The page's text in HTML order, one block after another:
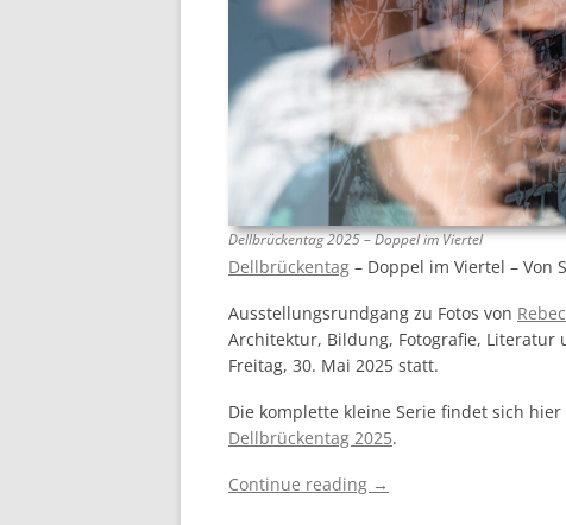
Dellbrückentag 2025 – Doppel im Viertel
Dellbrückentag – Doppel im Viertel – Von
Ausstellungsrundgang zu Fotos von
Architektur, Bildung, Fotografie, Literatur
Freitag, 30. Mai 2025 statt.
Die komplette kleine Serie findet sich
Dellbrückentag 2025.
Continue reading →